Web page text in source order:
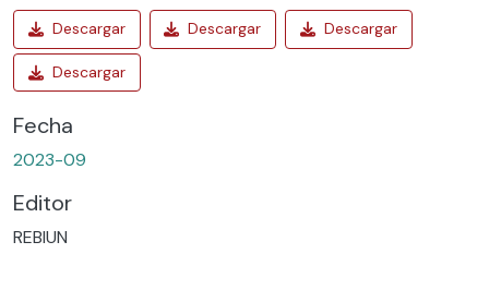
Fecha
2023-09
Editor
REBIUN